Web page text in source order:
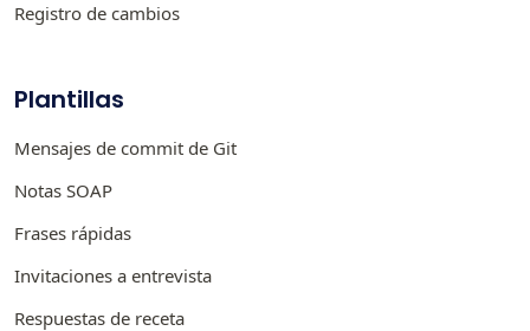
Registro de cambios
Plantillas
Mensajes de commit de Git
Notas SOAP
Frases rápidas
Invitaciones a entrevista
Respuestas de receta